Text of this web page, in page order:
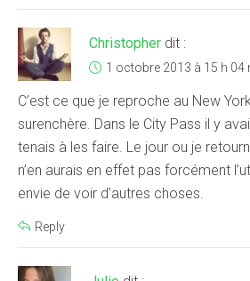
Christopher dit :
1 octobre 2013 à 15 h 04
C’est ce que je reproche au New
surenchère. Dans le City Pass il y
tenais à les faire. Le jour ou je
n’en aurais en effet pas forcément
envie de voir d’autres choses.
Reply